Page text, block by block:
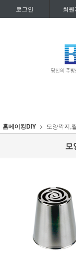
로그인 회원
홈베이킹DIY 모양깍지,
모